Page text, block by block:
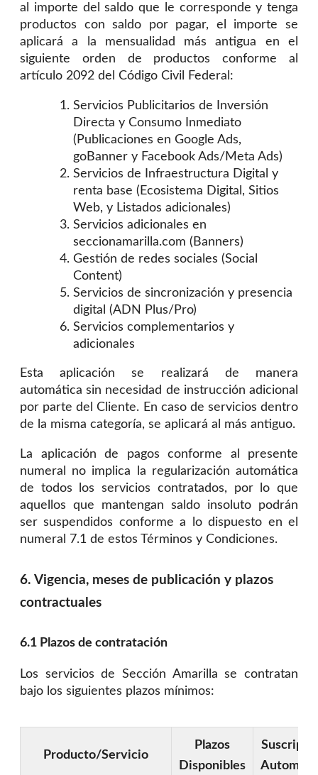
al importe del saldo que le corresponde y tenga
productos con saldo por pagar, el importe se
aplicará a la mensualidad más antigua en el
siguiente orden de productos conforme al
artículo 2092 del Código Civil Federal:
Servicios Publicitarios de Inversión
Directa y Consumo Inmediato
(Publicaciones en Google Ads,
goBanner y Facebook Ads/Meta Ads)
Servicios de Infraestructura Digital y
renta base (Ecosistema Digital, Sitios
Web, y Listados adicionales)
Servicios adicionales en
seccionamarilla.com (Banners)
Gestión de redes sociales (Social
Content)
Servicios de sincronización y presencia
digital (ADN Plus/Pro)
Servicios complementarios y
adicionales
Esta aplicación se realizará de manera
automática sin necesidad de instrucción adicional
por parte del Cliente. En caso de servicios dentro
de la misma categoría, se aplicará al más antiguo.
La aplicación de pagos conforme al presente
numeral no implica la regularización automática
de todos los servicios contratados, por lo que
aquellos que mantengan saldo insoluto podrán
ser suspendidos conforme a lo dispuesto en el
numeral 7.1 de estos Términos y Condiciones.
6. Vigencia, meses de publicación y plazos
contractuales
6.1 Plazos de contratación
Los servicios de Sección Amarilla se contratan
bajo los siguientes plazos mínimos:
Producto/Servicio
Plazos
Disponibles